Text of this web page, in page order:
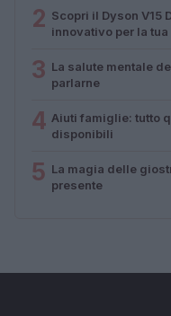
2 Scopri il Dyson V15
innovativo per la tua
3 La salute mentale
parlarne
4 Aiuti famiglie: tutto
disponibili
5 La magia delle
presente